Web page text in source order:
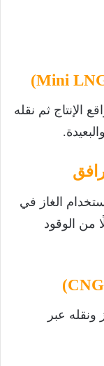
الإنتاج ثم نقله
الغاز في
من الوقود
عبر